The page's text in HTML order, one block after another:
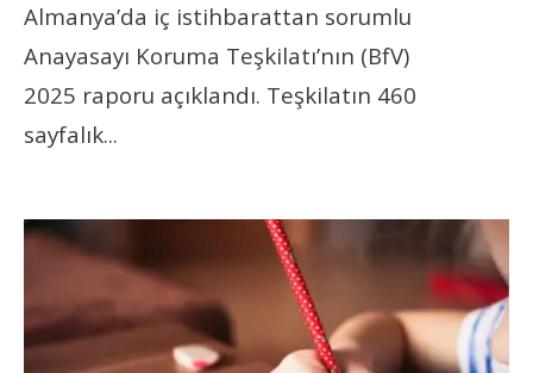
Almanya’da iç istihbarattan sorumlu
Anayasayı Koruma Teşkilatı’nın (BfV)
2025 raporu açıklandı. Teşkilatın 460
sayfalık...